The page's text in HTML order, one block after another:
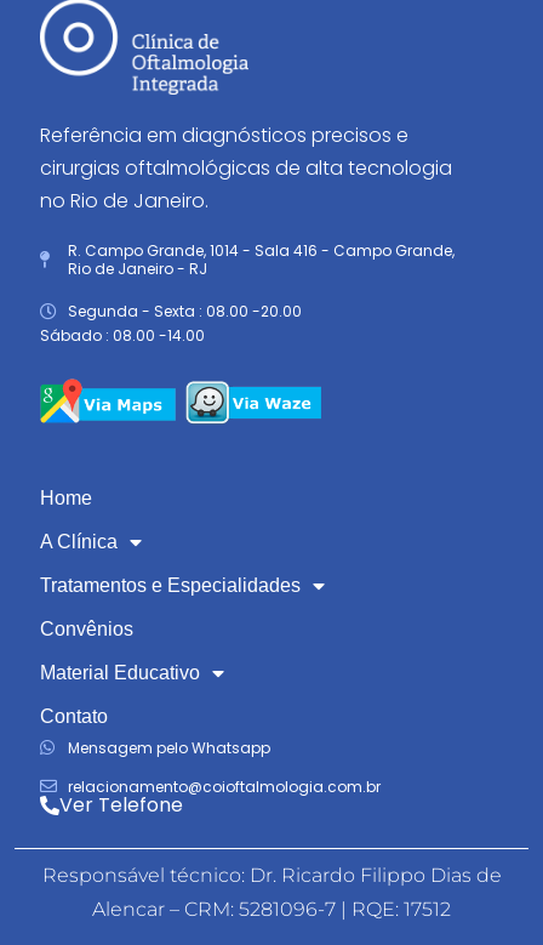
Referência em diagnósticos precisos e
cirurgias oftalmológicas de alta tecnologia
no Rio de Janeiro.
R. Campo Grande, 1014 - Sala 416 - Campo Grande,
Rio de Janeiro - RJ
Segunda - Sexta : 08.00 -20.00
Sábado : 08.00 -14.00
Home
A Clínica
Tratamentos e Especialidades
Convênios
Material Educativo
Contato
Mensagem pelo Whatsapp
relacionamento@coioftalmologia.com.br
Ver Telefone
Responsável técnico: Dr. Ricardo Filippo Dias de
Alencar – CRM: 5281096-7 | RQE: 17512